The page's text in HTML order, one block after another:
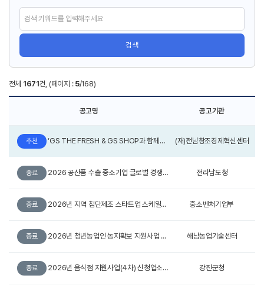
검색
전체 1671건, (페이지 : 5/168)
공고명 공고기관
추천 ‘GS THE FRESH & GS SHOP과 함께하는 수산대전’ ｢2026년 수산물 유통 네트워크 판매망 구축 사업｣ 참여기업 모집공고(해남군 2차 추가모집) (재)전남창조경제혁신센터
종료 2026 공산품 수출 중소기업 글로벌 경쟁력 강화 긴급지원 사업 대상 모집(변경) 전라남도청
종료 2026년 지역 첨단제조 스타트업 스케일업 지원사업 창업기업 모집공고 중소벤처기업부
종료 2026년 청년농업인 농지확보 지원사업 신청 공고(2차) 해남농업기술센터
종료 2026년 음식점 지원사업(4차) 신청업소 모집 공고 - 입식식탁, 식기세척기 - 강진군청